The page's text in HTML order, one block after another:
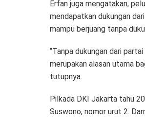
Erfan juga mengatakan,
mendapatkan dukungan
mampu berjuang tanpa
“Tanpa dukungan dari
merupakan alasan utama
tutupnya.
Pilkada DKI Jakarta tahu
Suswono, nomor urut 2.